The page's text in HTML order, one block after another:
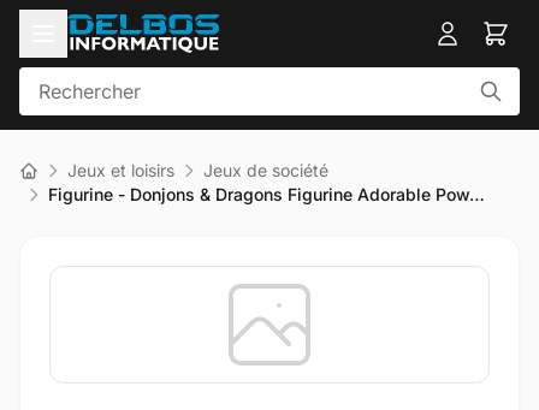
Jeux et loisirs
Jeux de société
Figurine - Donjons & Dragons Figurine Adorable Pow…